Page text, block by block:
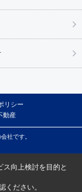
リシー
動産
社です。
向上検討を目的と
ください。